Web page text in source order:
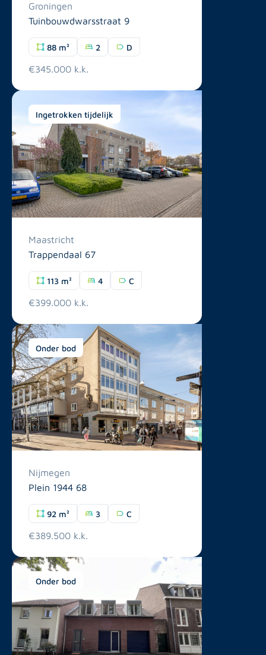
Groningen
Tuinbouwdwarsstraat 9
88 m² 2 D
€345.000 k.k.
Ingetrokken tijdelijk
Maastricht
Trappendaal 67
113 m² 4 C
€399.000 k.k.
Onder bod
Nijmegen
Plein 1944 68
92 m² 3 C
€389.500 k.k.
Onder bod